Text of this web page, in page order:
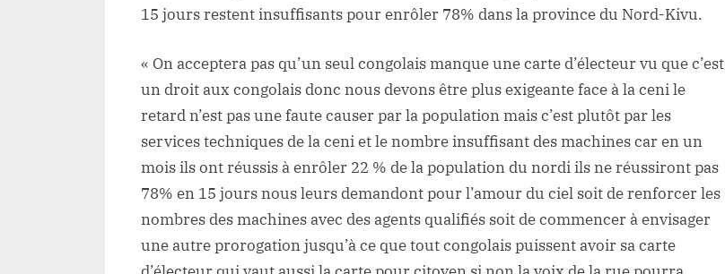
15 jours restent insuffisants pour enrôler 78% dans la province du Nord-Kivu.
« On acceptera pas qu’un seul congolais manque une carte d’électeur vu que c’est
un droit aux congolais donc nous devons être plus exigeante face à la ceni le
retard n’est pas une faute causer par la population mais c’est plutôt par les
services techniques de la ceni et le nombre insuffisant des machines car en un
mois ils ont réussis à enrôler 22 % de la population du nordi ils ne réussiront pas
78% en 15 jours nous leurs demandont pour l’amour du ciel soit de renforcer les
nombres des machines avec des agents qualifiés soit de commencer à envisager
une autre prorogation jusqu’à ce que tout congolais puissent avoir sa carte